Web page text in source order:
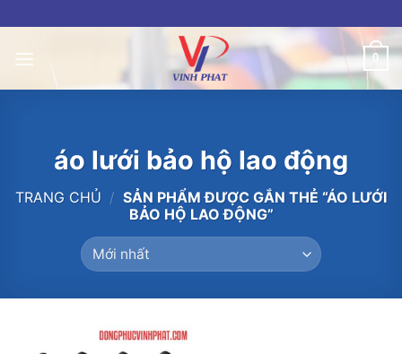
to
content
0
áo lưới bảo hộ lao động
TRANG CHỦ / SẢN PHẨM ĐƯỢC GẮN THẺ “ÁO LƯỚI
BẢO HỘ LAO ĐỘNG”